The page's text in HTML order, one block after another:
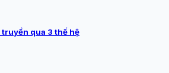
qua 3 thế hệ